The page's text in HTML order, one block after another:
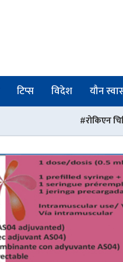
टिप्स विदेश यौन
रोकिएन चिकित्सक तथा